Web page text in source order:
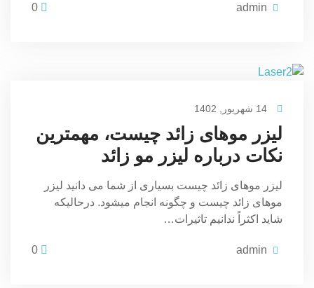
admin
لیزر موهای زائد چیست، مهمترین
نکات درباره لیزر مو زائد
لیزر موهای زائد چیست بسیاری از شما می دانید لیزر
موهای زائد چیست و چگونه انجام میشود. درحالیکه
شاید اکثراً ندانیم تاثیرات…
admin